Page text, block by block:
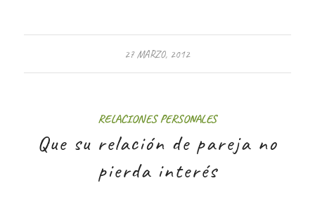
27 MARZO, 2012
RELACIONES PERSONALES
Que su relación de pareja no
pierda interés